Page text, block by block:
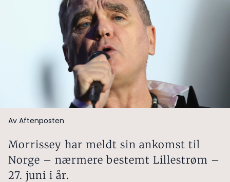
Av Aftenposten
Morrissey har meldt sin ankomst til
Norge – nærmere bestemt Lillestrøm –
27. juni i år.